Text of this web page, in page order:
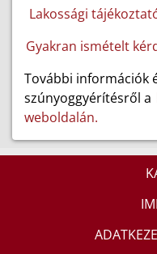
Lakossági
Gyakran ismételt
További információk
szúnyoggyérítésről a
weboldalán.